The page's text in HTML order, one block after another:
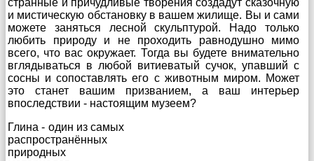
странные и причудливые творения создадут сказочную
и мистическую обстановку в вашем жилище. Вы и сами
можете заняться лесной скульптурой. Надо только
любить природу и не проходить равнодушно мимо
всего, что вас окружает. Тогда вы будете внимательно
вглядываться в любой витиеватый сучок, упавший с
сосны и сопоставлять его с животным миром. Может
это станет вашим призванием, а ваш интерьер
впоследствии - настоящим музеем?
Глина - один из самых
распространённых
природных